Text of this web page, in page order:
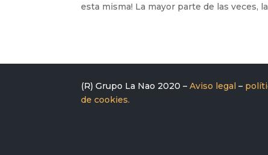
esta misma! La mayor parte de las veces,
(R) Grupo La Nao 2020 –Aviso legal –
de cookies.